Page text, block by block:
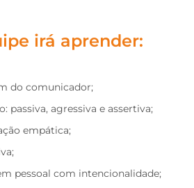
irá aprender:
do comunicador;
passiva, agressiva e assertiva;
empática;
pessoal com intencionalidade;